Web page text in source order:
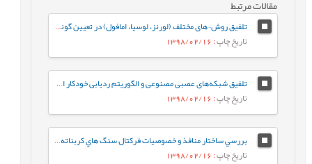
مقالات مرتبط
تلفیق روش¬های مختلف (لورنز، لوسیا، امافول) در تعیین گونه های سنگی و واحدهای جریانی در سازند رازک با سن میوسن پایینی در میدان گازی سرخون، حوضه رسوبی زاگرس، جنوب شرقی ایران
تاریخ چاپ: 1398/02/16
تلفیق شبکه‌های عصبی مصنوعی و الگوریتم ردیابی خودکار احتمال گسل نازک شده، جهت شناسایی، تفسیر و استخراج گسل‌ها
تاریخ چاپ: 1398/02/16
بررسي ساختار منافذ و خصوصيات فرکتال سنگ هاي کربناته ريز دانه‌ي گرو و سرگلو با استفاده از آناليز جذب در فشار پايين نيتروژن
تاریخ چاپ: 1398/02/16